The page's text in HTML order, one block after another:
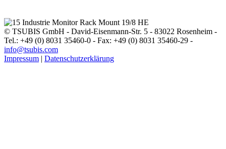
© TSUBIS GmbH - David-Eisenmann-Str. 5 - 83022 Rosenheim -
Tel.: +49 (0) 8031 35460-0 - Fax: +49 (0) 8031 35460-29 -
info@tsubis.com
Impressum | Datenschutzerklärung